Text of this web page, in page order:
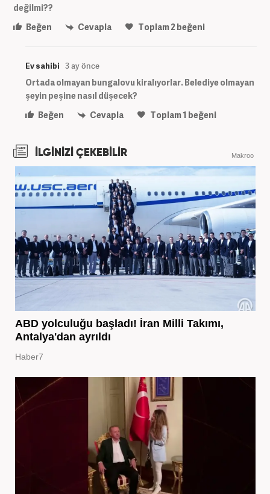
değilmi??
Beğen
Cevapla Toplam2 beğeni
Ev sahibi 3 ay önce
Ortada olmayan bungalovu kiralıyorlar. Belediye olmayan
şeyin peşine nasıl düşecek?
Beğen
Cevapla Toplam1 beğeni
İLGİNİZİ ÇEKEBİLİR Makroo
ABD yolculuğu başladı! İran Milli Takımı,
Antalya'dan ayrıldı
Haber7